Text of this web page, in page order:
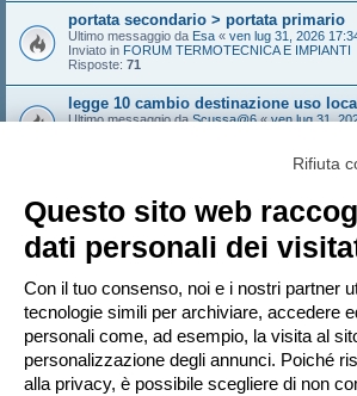
portata secondario > portata primario
Ultimo messaggio da Esa « ven lug 31, 2026
Inviato in FORUM TERMOTECNICA E IMPIANTI
Risposte: 71
legge 10 cambio destinazione uso
Ultimo messaggio daScussa@6«ven lug 31,
Inviato inFORUM TERMOTECNICA E IMPIANTI
Conto termico 3.0 PA NZEB info
Ultimo messaggio daachille89«ven lug 31, 2026
ecobonus pdc+fotovoltaico
Ultimo messaggio daSimoneBaldini«ven lug 31,
Inviato inFORUM FINANZIARIA
Rifiuta
Questo sito web
dati personali dei
Con il tuo consenso, noi e i nostri partner
tecnologie simili per archiviare, accedere
personali come, ad esempio, la visita al
personalizzazione degli annunci. Poiché
alla privacy, è possibile scegliere di non